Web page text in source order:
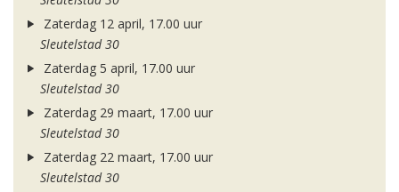
Zaterdag 12 april, 17.00 uur
Sleutelstad 30
Zaterdag 5 april, 17.00 uur
Sleutelstad 30
Zaterdag 29 maart, 17.00 uur
Sleutelstad 30
Zaterdag 22 maart, 17.00 uur
Sleutelstad 30